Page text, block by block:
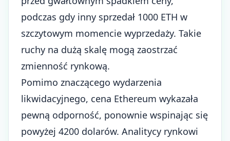
podczas gdy inny sprzedał 1000 ETH w
szczytowym momencie wyprzedaży. Takie
ruchy na dużą skalę mogą zaostrzać
zmienność rynkową.
Pomimo znaczącego wydarzenia
likwidacyjnego, cena Ethereum wykazała
pewną odporność, ponownie wspinając się
powyżej 4200 dolarów. Analitycy rynkowi